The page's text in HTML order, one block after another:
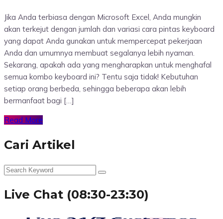
Jika Anda terbiasa dengan Microsoft Excel, Anda mungkin
akan terkejut dengan jumlah dan variasi cara pintas keyboard
yang dapat Anda gunakan untuk mempercepat pekerjaan
Anda dan umumnya membuat segalanya lebih nyaman.
Sekarang, apakah ada yang mengharapkan untuk menghafal
semua kombo keyboard ini? Tentu saja tidak! Kebutuhan
setiap orang berbeda, sehingga beberapa akan lebih
bermanfaat bagi […]
Read More
Cari Artikel
Live Chat (08:30-23:30)